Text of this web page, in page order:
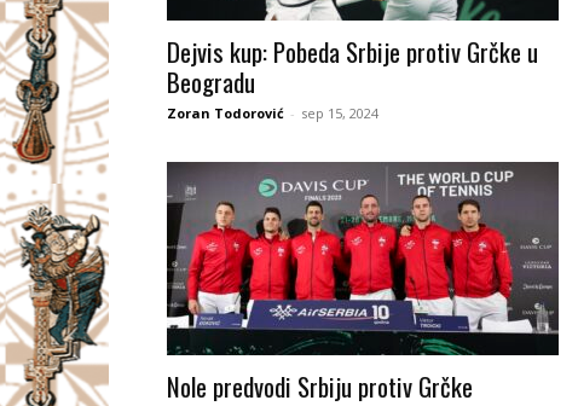
V
Č
Dejvis kup: Pobeda Srbije protiv Grčke u
Beogradu
Zoran Todorović - sep 15, 2024
Nole predvodi Srbiju protiv Grčke